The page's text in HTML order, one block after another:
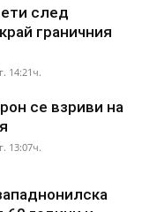
след
граничния
14:21ч.
се взриви на
13:07ч.